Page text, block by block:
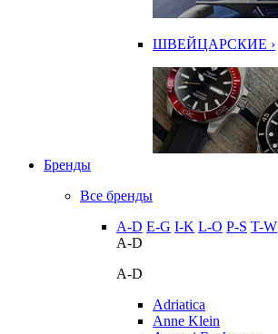
ШВЕЙЦАРСКИЕ ›
Бренды
Все бренды
A-D E-G I-K L-O P-S T-W
A-D
A-D
Adriatica
Anne Klein